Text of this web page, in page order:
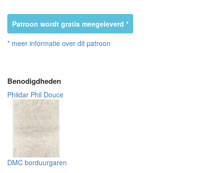
Patroon wordt gratis meegeleverd *
* meer informatie over dit patroon
Benodigdheden
Phildar Phil Douce
DMC borduurgaren